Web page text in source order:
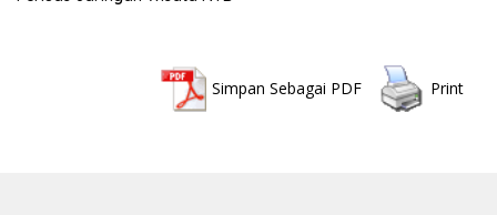
Simpan Sebagai PDF Print